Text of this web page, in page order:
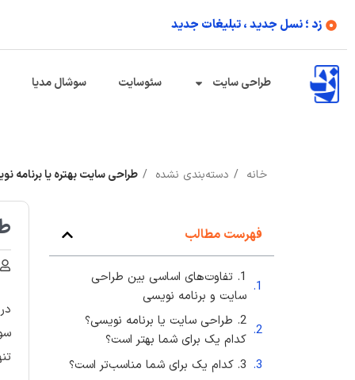
زد ؛ نسل جدید ، تبلیغات جدید
طراحی سایت سئوسایت سوشال مدیا
خانه دسته‌بندی نشده طراحی سایت بهتره یا برنامه
فهرست مطالب
1. تفاوت‌های اساسی بین طراحی
سایت و برنامه نویسی
2. طراحی سایت یا برنامه نویسی؟
کدام یک برای شما بهتر است؟
3. کدام یک برای شما مناسب‌تر است؟